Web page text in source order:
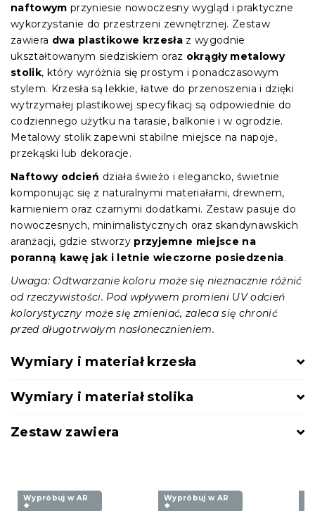
naftowym przyniesie nowoczesny wygląd i praktyczne
wykorzystanie do przestrzeni zewnętrznej. Zestaw
zawiera dwa plastikowe krzesła z wygodnie
ukształtowanym siedziskiem oraz okrągły metalowy
stolik, który wyróżnia się prostym i ponadczasowym
stylem. Krzesła są lekkie, łatwe do przenoszenia i dzięki
wytrzymałej plastikowej specyfikacj są odpowiednie do
codziennego użytku na tarasie, balkonie i w ogrodzie.
Metalowy stolik zapewni stabilne miejsce na napoje,
przekąski lub dekoracje.
Naftowy odcień działa świeżo i elegancko, świetnie
komponując się z naturalnymi materiałami, drewnem,
kamieniem oraz czarnymi dodatkami. Zestaw pasuje do
nowoczesnych, minimalistycznych oraz skandynawskich
aranżacji, gdzie stworzy przyjemne miejsce na
poranną kawę jak i letnie wieczorne posiedzenia.
Uwaga: Odtwarzanie koloru może się nieznacznie różnić
od rzeczywistości. Pod wpływem promieni UV odcień
kolorystyczny może się zmieniać, zaleca się chronić
przed długotrwałym nasłonecznieniem.
Wymiary i materiał krzesła
Wymiary i materiał stolika
Zestaw zawiera
Wypróbuj w AR
❖
Wypróbuj w AR
❖